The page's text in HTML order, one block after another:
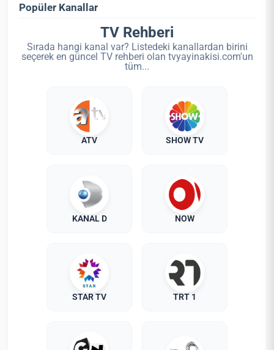
Popüler Kanallar
TV Rehberi
Sırada hangi kanal var? Listedeki kanallardan birini
seçerek en güncel TV rehberi olan tvyayinakisi.com'un
tüm...
ATV SHOW TV
KANAL D NOW
STAR TV TRT 1